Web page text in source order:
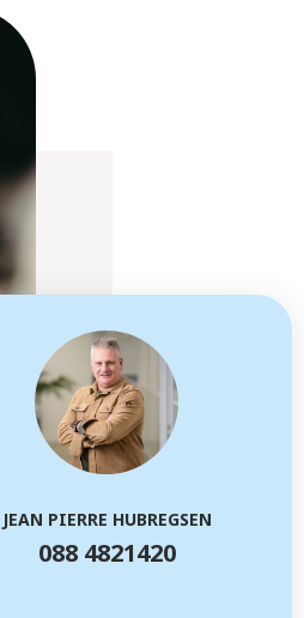
JEAN PIERRE HUBREGSEN
088 4821420